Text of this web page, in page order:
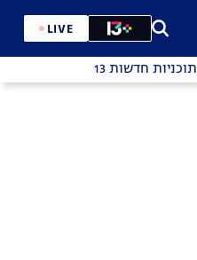
LIVE
תוכניות חדשות 13